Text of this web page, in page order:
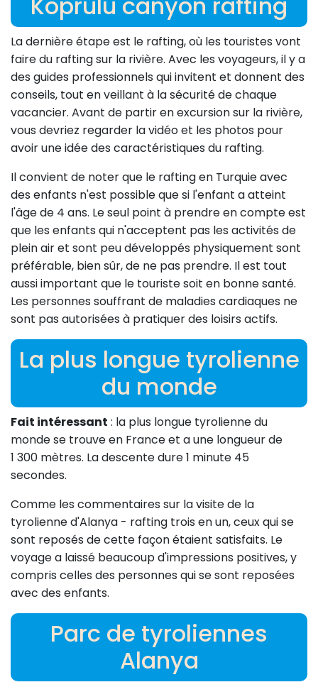
La dernière étape est le rafting, où les touristes vont
faire du rafting sur la rivière. Avec les voyageurs, il y a
des guides professionnels qui invitent et donnent des
conseils, tout en veillant à la sécurité de chaque
vacancier. Avant de partir en excursion sur la rivière,
vous devriez regarder la vidéo et les photos pour
avoir une idée des caractéristiques du rafting.
Il convient de noter que le rafting en Turquie avec
des enfants n'est possible que si l'enfant a atteint
l'âge de 4 ans. Le seul point à prendre en compte est
que les enfants qui n'acceptent pas les activités de
plein air et sont peu développés physiquement sont
préférable, bien sûr, de ne pas prendre. Il est tout
aussi important que le touriste soit en bonne santé.
Les personnes souffrant de maladies cardiaques ne
sont pas autorisées à pratiquer des loisirs actifs.
La plus longue tyrolienne
du monde
Fait intéressant : la plus longue tyrolienne du
monde se trouve en France et a une longueur de
1 300 mètres. La descente dure 1 minute 45
secondes.
Comme les commentaires sur la visite de la
tyrolienne d'Alanya - rafting trois en un, ceux qui se
sont reposés de cette façon étaient satisfaits. Le
voyage a laissé beaucoup d'impressions positives, y
compris celles des personnes qui se sont reposées
avec des enfants.
Parc de tyroliennes
Alanya